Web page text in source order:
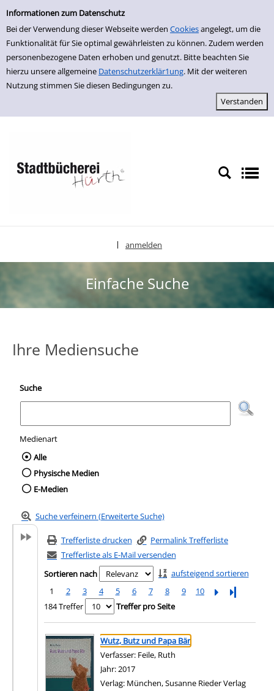
Einfache Suche
Informationen zum Datenschutz
Bei der Verwendung dieser Webseite werden Cookiesangelegt, um die
Funktionalität für Sie optimal gewährleisten zu können. Zudem werden
personenbezogene Daten erhoben und genutzt. Bitte beachten Sie
hierzu unsere allgemeine Datenschutzerklär1ung. Mit der weiteren
Nutzung stimmen Sie diesen Bedingungen zu.
zur Navigation springen
zum Inhalt springen
Zu den Suchfiltern springen
Zur Trefferliste springen
anmelden
Einfache Suche
Ihre Mediensuche
Suche
Medienart
Wählen Sie die Medienart nach der Sie
Alle
Physische Medien
E-Medien
Suche verfeinern (Erweiterte Suche)
Trefferliste drucken
Permalink Trefferliste
Trefferliste als E-Mail versenden
Sortieren nach
aufsteigend sortieren
1
2 3 4 5 6 7 8 9 10
Letzte Seite
184 Treffer
Treffer pro Seite
Suchergebnis
Zu den Suchfiltern springen
Wutz, Butz und Papa Bär
Verfasser: Feile, Ruth
Jahr:2017
Verlag: München, Susanne Rieder Verlag